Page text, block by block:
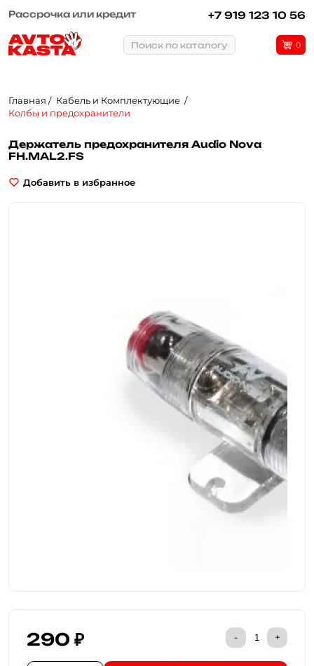
Рассрочка или кредит +7 919 123 10 56
Поиск по каталогу 0
Главная
Кабель и Комплектующие
Колбы и предохранители
Держатель предохранителя Audio Nova
FH.MAL2.FS
Добавить в избранное
290 ₽ - +